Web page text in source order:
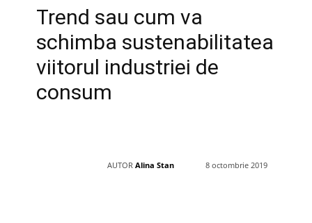
Trend sau cum va
schimba sustenabilitatea
viitorul industriei de
consum
AUTOR Alina Stan 8 octombrie 2019